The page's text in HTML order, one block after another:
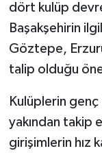
dört kulüp
Başakşehirin
Göztepe,
talip olduğu
Kulüplerin
yakından takip
girişimlerin hız